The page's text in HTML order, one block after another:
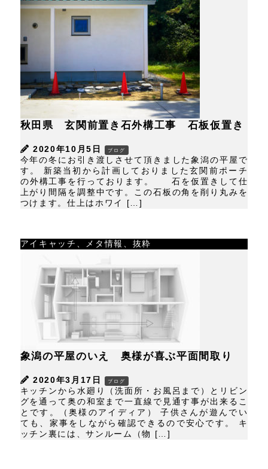
秋田県 玄関前置き石外構工事 石板仮置き
2020年10月5日 ブログ
今年の冬にお引き渡しさせて頂きました象潟の平屋で
す。 新築当初から計画しておりました玄関前ポーチ
の外構工事を行っております。 石を仮置きして仕
上がり間隔を調整中です。この石板の角を削り丸みを
つけます。仕上はホワイ […]
アイキャッチ、メタ情報、抜粋
象潟の平屋のいえ 奥様が喜ぶ平面間取り
2020年3月17日 ブログ
キッチンから水廻り（洗面所・お風呂まで）とリビン
グを通って奥の和室まで一直線で見通す事が出来るこ
とです。（奥様のアイディア） 子供さんが遊んでい
ても、家事をしながら確認できるので安心です。 キ
ッチン裏には、サンルーム（物 […]